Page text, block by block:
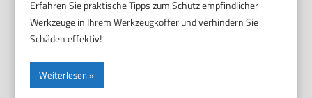
Erfahren Sie praktische Tipps zum Schutz empfindlicher
Werkzeuge in Ihrem Werkzeugkoffer und verhindern Sie
Schäden effektiv!
Weiterlesen